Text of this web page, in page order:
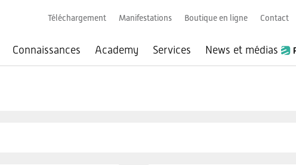
Connaissances Academy Services News et médias
Téléchargement Manifestations Boutique en ligne Contact